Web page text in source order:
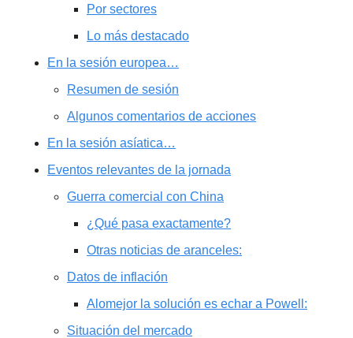
Por sectores
Lo más destacado
En la sesión europea…
Resumen de sesión
Algunos comentarios de acciones
En la sesión asíatica…
Eventos relevantes de la jornada
Guerra comercial con China
¿Qué pasa exactamente?
Otras noticias de aranceles:
Datos de inflación
Alomejor la solución es echar a Powell:
Situación del mercado